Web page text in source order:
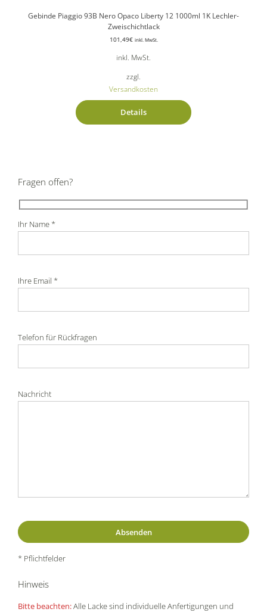
Gebinde Piaggio 93B Nero Opaco Liberty 12 1000ml 1K Lechler-
Zweischichtlack
101,49€ inkl. MwSt.
inkl. MwSt.
zzgl.
Versandkosten
Details
Fragen offen?
Ihr Name *
Ihre Email *
Telefon für Rückfragen
Nachricht
* Pflichtfelder
Hinweis
Bitte beachten:Alle Lacke sind individuelle Anfertigungen und